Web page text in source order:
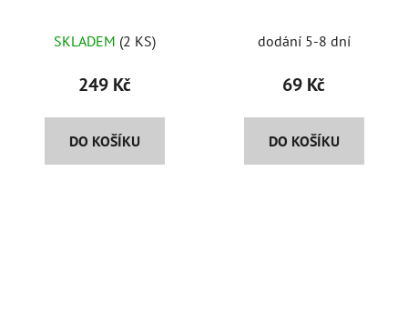
SKLADEM (2 KS)
249 Kč
DO KOŠÍKU
dodání 5-8 dní
69 Kč
DO KOŠÍKU